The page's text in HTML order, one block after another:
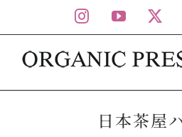
to
content
Instagram
YouTube
日本茶屋